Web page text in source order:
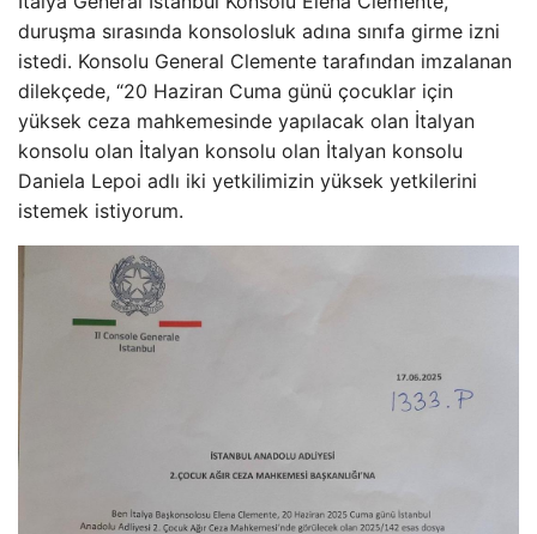
duruşma sırasında konsolosluk adına sınıfa girme izni
istedi. Konsolu General Clemente tarafından imzalanan
dilekçede, “20 Haziran Cuma günü çocuklar için
yüksek ceza mahkemesinde yapılacak olan İtalyan
konsolu olan İtalyan konsolu olan İtalyan konsolu
Daniela Lepoi adlı iki yetkilimizin yüksek yetkilerini
istemek istiyorum.